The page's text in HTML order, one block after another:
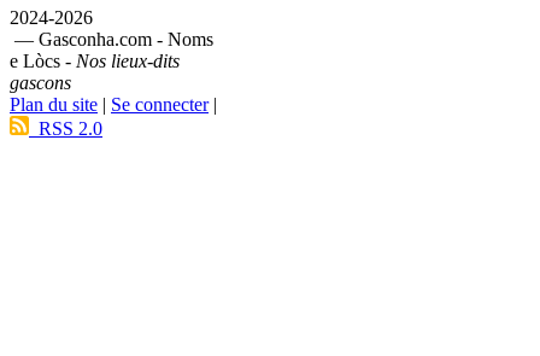
2024-2026
— Gasconha.com - Noms
e Lòcs - Nos lieux-dits
gascons
Plan du site | Se connecter|
RSS 2.0